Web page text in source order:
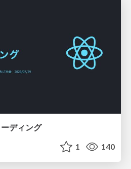
ディング
1 140